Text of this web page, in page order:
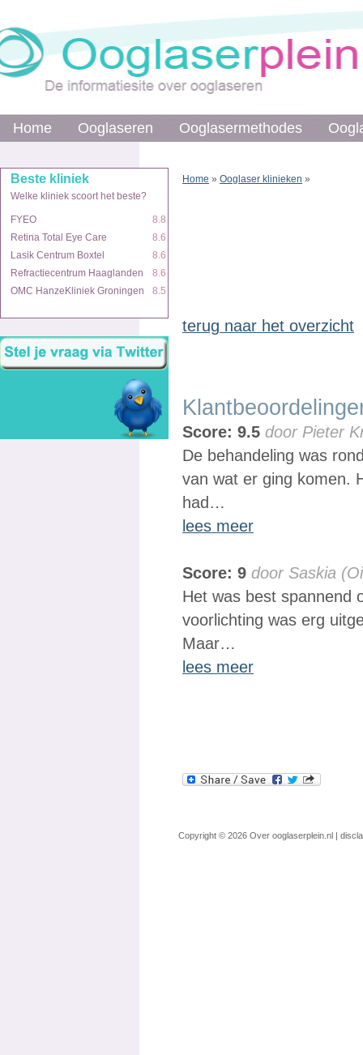
Home Ooglaseren Ooglasermethodes
Beste kliniek
Welke kliniek scoort het beste?
FYEO
8.8
Retina Total Eye Care
8.6
Lasik Centrum Boxtel
8.6
Refractiecentrum Haaglanden
8.6
OMC HanzeKliniek Groningen
8.5
Home » Ooglaser klinieken »
terug naar het overzicht
Score: 9.5 door Pieter
De behandeling was
van wat er ging komen.
had…
lees meer
Score: 9 door Saskia
Het was best spannend
voorlichting was erg
Maar…
lees meer
Copyright © 2026 Over ooglaserplein.nl |